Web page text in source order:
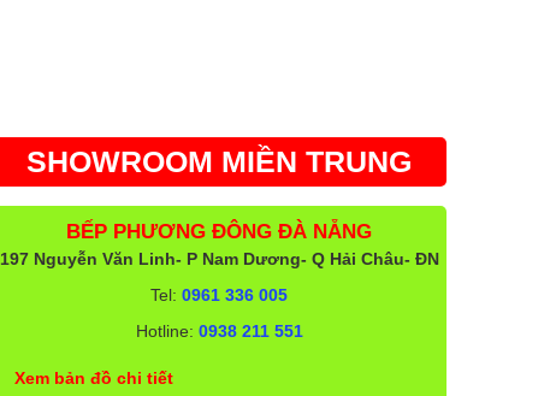
SHOWROOM MIỀN TRUNG
BẾP PHƯƠNG ĐÔNG ĐÀ NẴNG
197 Nguyễn Văn Linh- P Nam Dương- Q Hải Châu- ĐN
Tel:0961 336 005
Hotline: 0938 211 551
Xem bản đồ chi tiết